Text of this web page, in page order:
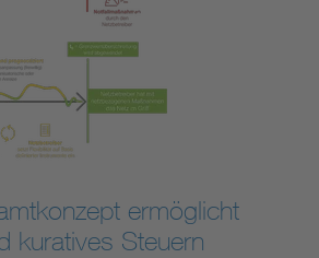
ermöglicht
kuratives Steuern